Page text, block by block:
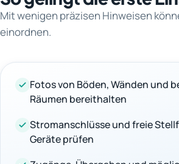
Mit wenigen präzisen Hinweisen
einordnen.
Fotos von Böden, Wänden und
Räumen bereithalten
Stromanschlüsse und freie
Geräte prüfen